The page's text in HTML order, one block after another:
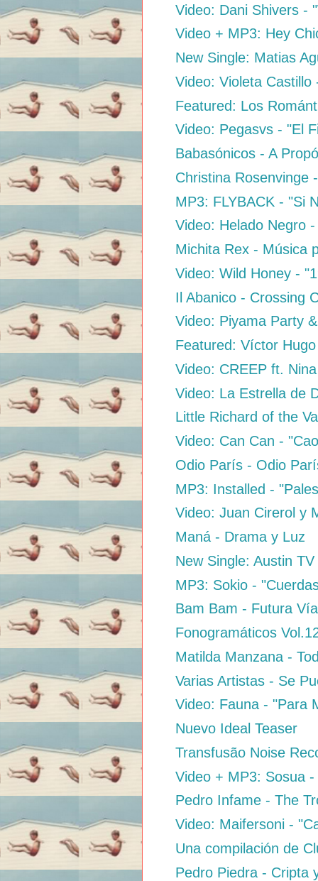
Video: Dani Shivers -
Video + MP3: Hey
New Single: Matias
Video: Violeta
Featured: Los
Video: Pegasvs - "El
Babasónicos - A
Christina Rosenvinge
MP3: FLYBACK - "Si
Video: Helado Negro -
Michita Rex - Música
Video: Wild Honey -
Il Abanico - Crossing
Video: Piyama Party
Featured: Víctor
Video: CREEP ft.
Video: La Estrella de
Little Richard of the
Video: Can Can -
Odio París - Odio
MP3: Installed -
Video: Juan Cirerol y
Maná - Drama y Luz
New Single: Austin
MP3: Sokio -
Bam Bam - Futura Vía
Fonogramáticos
Matilda Manzana -
Varias Artistas - Se
Video: Fauna - "Para
Nuevo Ideal Teaser
Transfusão Noise
Video + MP3: Sosua
Pedro Infame - The
Video: Maifersoni -
Una compilación de
Pedro Piedra - Cripta